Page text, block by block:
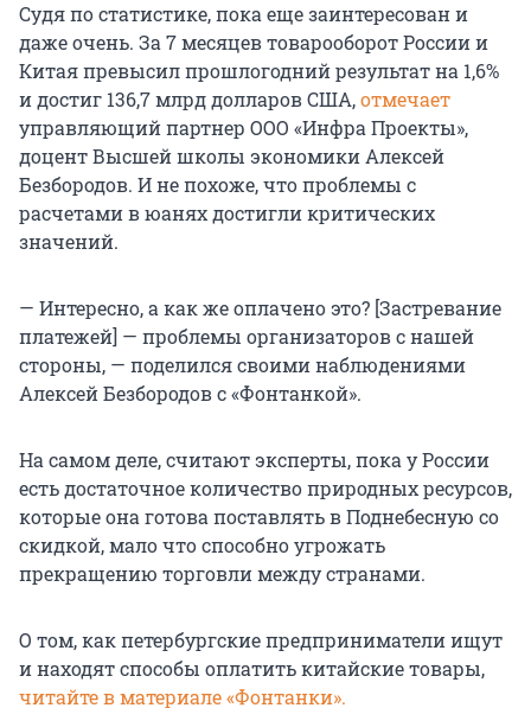
Судя по статистике, пока еще заинтересован и
даже очень. За 7 месяцев товарооборот России и
Китая превысил прошлогодний результат на 1,6%
и достиг 136,7 млрд долларов США,отмечает
управляющий партнер ООО «Инфра Проекты»,
доцент Высшей школы экономики Алексей
Безбородов. И не похоже, что проблемы с
расчетами в юанях достигли критических
значений.
— Интересно, а как же оплачено это? [Застревание
платежей] — проблемы организаторов с нашей
стороны, — поделился своими наблюдениями
Алексей Безбородов с «Фонтанкой».
На самом деле, считают эксперты, пока у России
есть достаточное количество природных ресурсов,
которые она готова поставлять в Поднебесную со
скидкой, мало что способно угрожать
прекращению торговли между странами.
О том, как петербургские предприниматели ищут
и находят способы оплатить китайские товары,
читайте в материале «Фонтанки».